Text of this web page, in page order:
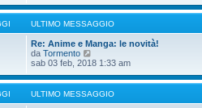
g
i
o
s
s
a
g
g
i
o
m
o
e
s
s
a
g
i
i
u
l
t
i
o
m
e
s
s
ULTIMO MESSAGGIO
Re: Anime e Manga: le novità!
da Tormento
e
i
u
sab 03 feb, 2018 1:33 am
ULTIMO MESSAGGIO